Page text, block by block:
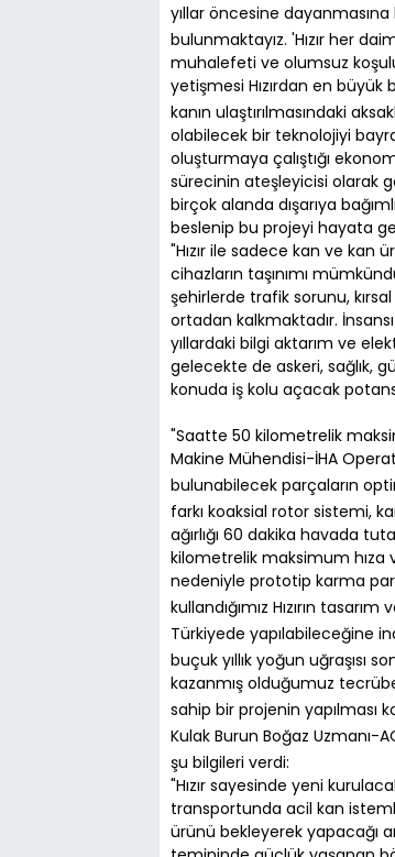
yıllar öncesine dayanmasına
bulunmaktayız. 'Hızır her
muhalefeti ve olumsuz
yetişmesi Hızırdan en
kanın ulaştırılmasındaki
olabilecek bir teknolojiyi
oluşturmaya çalıştığı
sürecinin ateşleyicisi olarak
birçok alanda dışarıya
beslenip bu projeyi hayata
"Hızır ile sadece kan ve kan
cihazların taşınımı
şehirlerde trafik sorunu,
ortadan kalkmaktadır.
yıllardaki bilgi aktarım ve
gelecekte de askeri, sağlık,
konuda iş kolu açacak
"Saatte 50 kilometrelik
Makine Mühendisi-İHA
bulunabilecek parçaların
farkı koaksial rotor sistemi,
ağırlığı 60 dakika havada
kilometrelik maksimum hıza
nedeniyle prototip karma
kullandığımız Hızırın
Türkiyede yapılabileceğine
buçuk yıllık yoğun uğraşısı
kazanmış olduğumuz
sahip bir projenin yapılması
Kulak Burun Boğaz Uzmanı-
şu bilgileri verdi:
"Hızır sayesinde yeni
transportunda acil kan
ürünü bekleyerek yapacağı